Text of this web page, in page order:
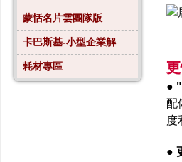
蒙恬名片雲團隊版
卡巴斯基-小型企業解決方案4
耗材專區
●
配
度
●